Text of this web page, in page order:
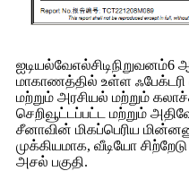
ஐடியல்வேஎல்சிடிநிறுவனம்6
மாகாணத்தில் உள்ள
மற்றும் அரசியல் மற்றும்
செறிவூட்டப்பட்ட மற்றும்
சீனாவின் மிகப்பெரிய
முக்கியமாக, வீடியோ
அசல் பகுதி.